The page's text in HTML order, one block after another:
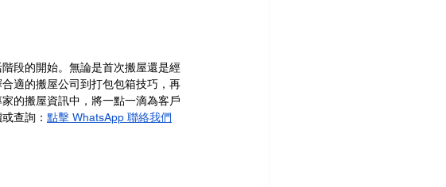
段的開始。無論是首次搬屋還是經
適的搬屋公司到打包包箱技巧，再
的搬屋資訊中，將一點一滴為客戶
查詢： 點擊 WhatsApp 聯絡我們